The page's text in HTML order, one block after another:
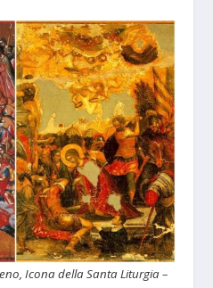
Icona della Santa Liturgia –